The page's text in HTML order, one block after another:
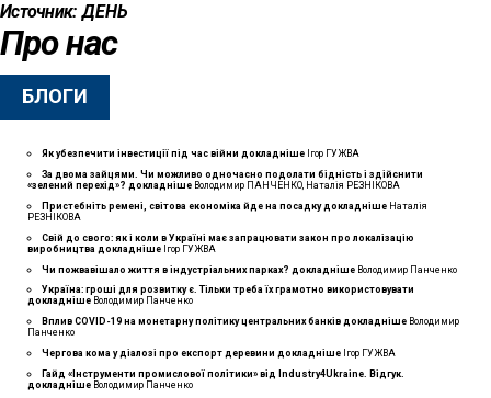
Источник: ДЕНЬ
Про нас
БЛОГИ
Як убезпечити інвестиції під час війни докладнiше Ігор ГУЖВА
За двома зайцями. Чи можливо одночасно подолати бідність і здійснити
«зелений перехід»? докладнiше Володимир ПАНЧЕНКО, Наталія РЕЗНІКОВА
Пристебніть ремені, світова економіка йде на посадкудокладнiше Наталія
РЕЗНІКОВА
Свій до свого: як і коли в Україні має запрацювати закон про локалізацію
виробництва докладнiше Ігор ГУЖВА
Чи пожвавішало життя в індустріальних парках? докладнiше Володимир Панченко
Україна: гроші для розвитку є. Тільки треба їх грамотно використовувати
докладнiше Володимир Панченко
Вплив COVID-19 на монетарну політику центральних банків докладнiше Володимир
Панченко
Чергова кома у діалозі про експорт деревини докладнiше Ігор ГУЖВА
Гайд «Інструменти промислової політики» від Industry4Ukraine. Відгук.
докладнiше Володимир Панченко